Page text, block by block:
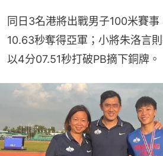
同日3名港將出戰男子100米賽
10.63秒奪得亞軍；小將朱洛言
以4分07.51秒打破PB摘下銅牌。